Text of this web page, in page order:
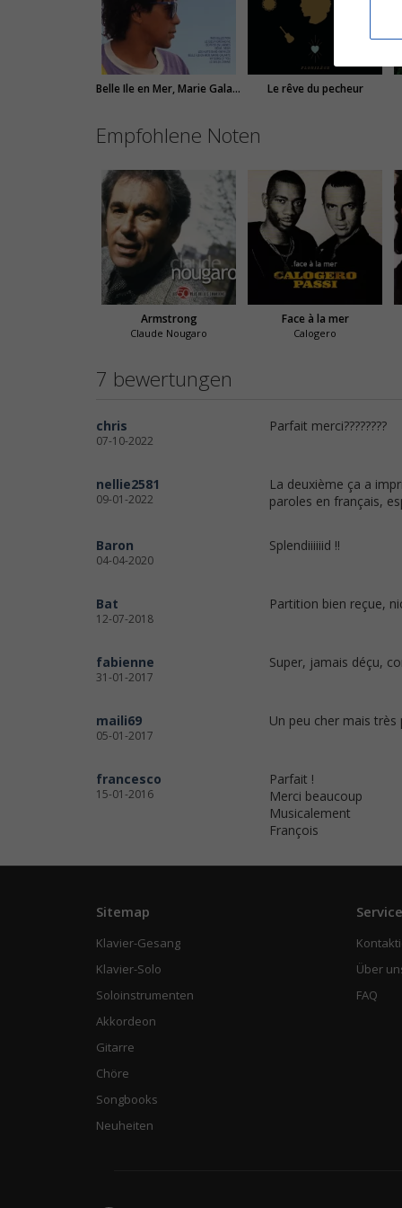
Belle Ile en Mer, Marie Galante Le rêve du pecheur
Empfohlene Noten
Armstrong
Claude Nougaro
Face à la mer
Calogero
7 bewertungen
chris
07-10-2022
Parfait merci????????
nellie2581
09-01-2022
La deuxième ça a
paroles en français,
Baron
04-04-2020
Splendiiiiiid !!
Bat
12-07-2018
Partition bien reçue,
fabienne
31-01-2017
Super, jamais déçu,
maili69
05-01-2017
Un peu cher mais très
francesco
15-01-2016
Parfait !
Merci beaucoup
Musicalement
François
Sitemap
Klavier-Gesang
Klavier-Solo
Soloinstrumenten
Akkordeon
Gitarre
Chöre
Songbooks
Neuheiten
Service
Über
FAQ